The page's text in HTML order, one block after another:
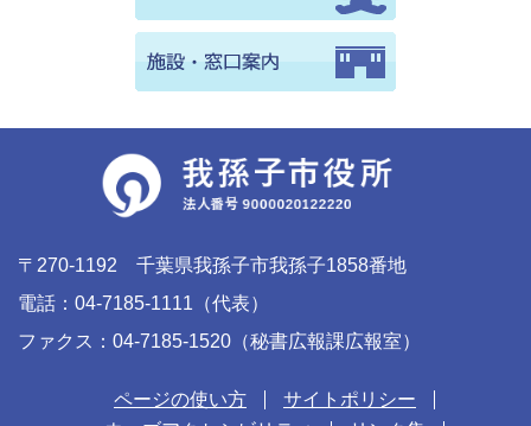
〒270-1192 千葉県我孫子市我孫子1858番地
電話：04-7185-1111（代表）
ファクス：04-7185-1520（秘書広報課広報室）
ページの使い方
サイトポリシー